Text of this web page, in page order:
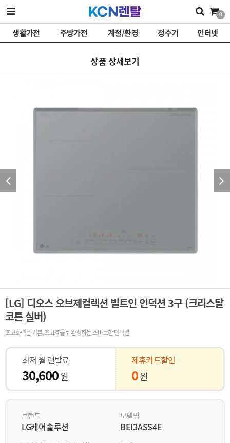
0
생활가전 주방가전 계절/환경 정수기 인터넷
상품 상세보기
[LG] 디오스 오브제컬렉션 빌트인 인덕션 3구 (크리스탈
코튼 실버)
초고화력은 기본, 초고효율로 완성하는 스마트한 인덕션
최저 월 렌탈료
30,600원
제휴카드할인
0원
브랜드
LG케어솔루션
모델명
BEI3ASS4E